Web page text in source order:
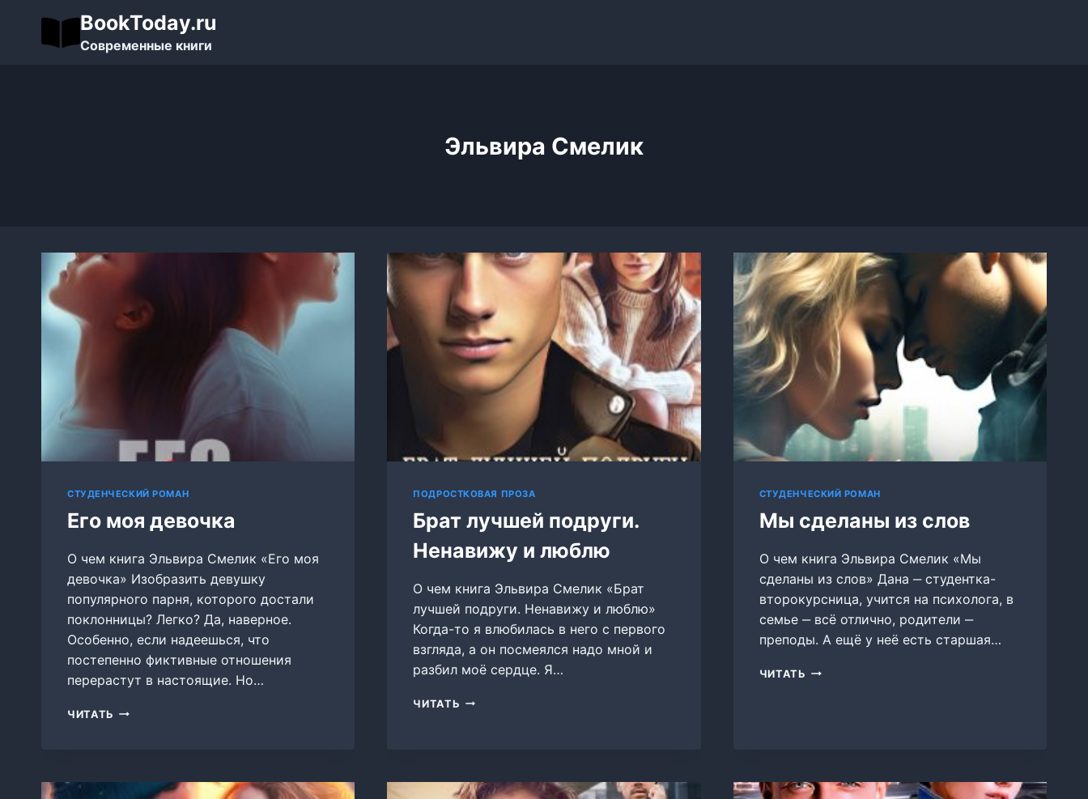
содержимому
BookToday.ru
Современные книги
Эльвира Смелик
СТУДЕНЧЕСКИЙ РОМАН
Его моя девочка
О чем книга Эльвира Смелик «Его моя
девочка» Изобразить девушку
популярного парня, которого достали
поклонницы? Легко? Да, наверное.
Особенно, если надеешься, что
постепенно фиктивные отношения
перерастут в настоящие. Но…
ЧИТАТЬ ЕГО
ПОДРОСТКОВАЯ ПРОЗА
Брат лучшей подруги.
Ненавижу и люблю
О чем книга Эльвира Смелик «Брат
лучшей подруги. Ненавижу и люблю»
Когда-то я влюбилась в него с первого
взгляда, а он посмеялся надо мной и
разбил моё сердце. Я…
ЧИТАТЬ БРАТ
ЛЮБЛЮ
СТУДЕНЧЕСКИЙ РОМАН
Мы сделаны из слов
О чем книга Эльвира Смелик «Мы
сделаны из слов» Дана ‒ студентка-
второкурсница, учится на психолога, в
семье ‒ всё отлично, родители ‒
преподы. А ещё у неё есть старшая…
ЧИТАТЬ МЫ